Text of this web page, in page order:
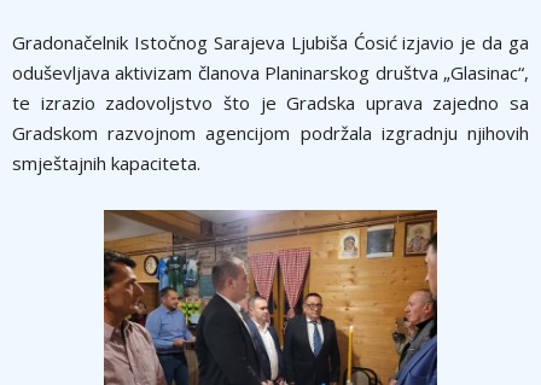
Gradonačelnik Istočnog Sarajeva Ljubiša Ćosić izjavio je da ga
oduševlјava aktivizam članova Planinarskog društva „Glasinac“,
te izrazio zadovolјstvo što je Gradska uprava zajedno sa
Gradskom razvojnom agencijom podržala izgradnju njihovih
smještajnih kapaciteta.